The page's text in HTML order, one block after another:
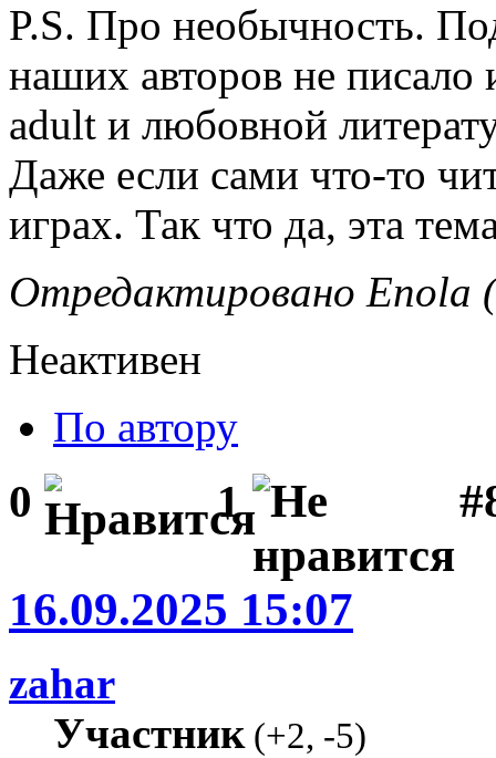
P.S. Про необычность.
наших авторов не писало
adult и любовной
Даже если сами что-то
играх. Так что да, эта
Отредактировано Enola
Неактивен
По автору
0 1
16.09.2025 15:07
zahar
Участник(+2, -5)